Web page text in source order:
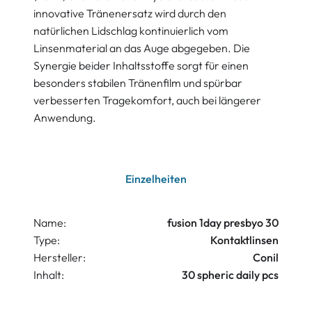
innovative Tränenersatz wird durch den
natürlichen Lidschlag kontinuierlich vom
Linsenmaterial an das Auge abgegeben. Die
Synergie beider Inhaltsstoffe sorgt für einen
besonders stabilen Tränenfilm und spürbar
verbesserten Tragekomfort, auch bei längerer
Anwendung.
Einzelheiten
Name:
fusion 1day presbyo 30
Type:
Kontaktlinsen
Hersteller:
Conil
Inhalt:
30 spheric daily pcs